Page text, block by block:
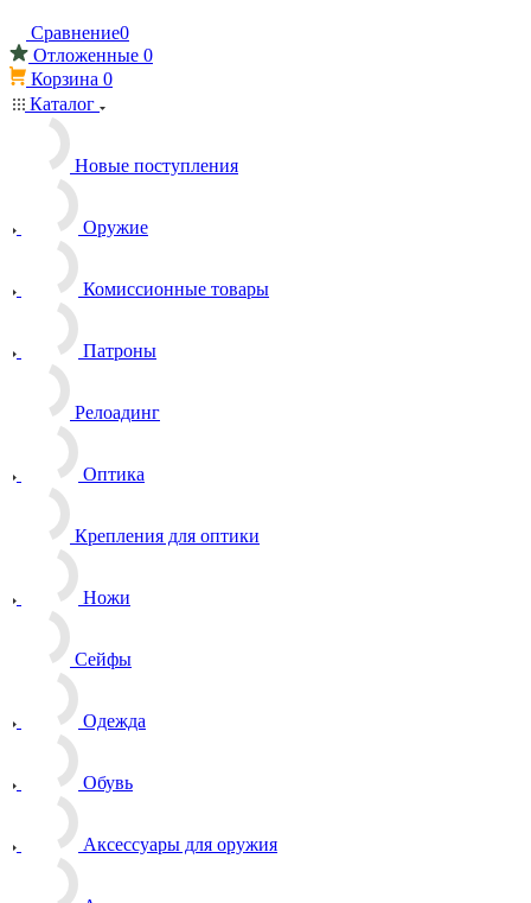
Сравнение0
Отложенные 0
Корзина 0
Каталог
Новые поступления
Оружие
Комиссионные товары
Патроны
Релоадинг
Оптика
Крепления для оптики
Ножи
Сейфы
Одежда
Обувь
Аксессуары для оружия